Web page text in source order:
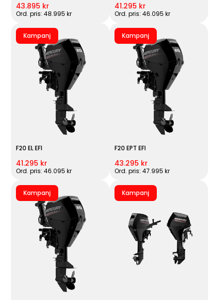
43.895 kr
Ord. pris: 48.995 kr
41.295 kr
Ord. pris: 46.095 kr
Kampanj
F20 EL EFI
41.295 kr
Ord. pris: 46.095 kr
Kampanj
F20 EPT EFI
43.295 kr
Ord. pris: 47.995 kr
Kampanj Kampanj